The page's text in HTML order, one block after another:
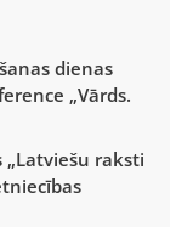
dienas
„Vārds.
raksti